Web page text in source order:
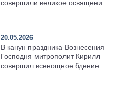
совершили великое освящение
20.05.2026
В канун праздника Вознесения
Господня митрополит Кирилл
совершил всенощное бдение в